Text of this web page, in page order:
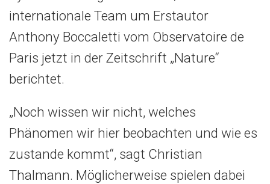
internationale Team um Erstautor
Anthony Boccaletti vom Observatoire de
Paris jetzt in der Zeitschrift „Nature“
berichtet.
„Noch wissen wir nicht, welches
Phänomen wir hier beobachten und wie es
zustande kommt“, sagt Christian
Thalmann. Möglicherweise spielen dabei